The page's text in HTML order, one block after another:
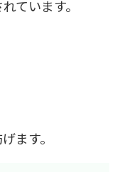
ています。
ます。